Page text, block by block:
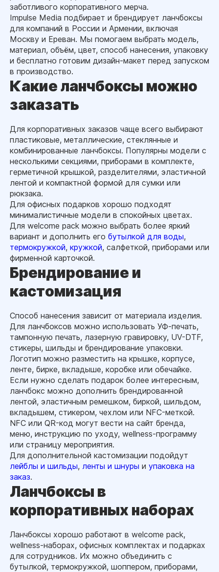
заботливого корпоративного мерча.
Impulse Media подбирает и брендирует ланчбоксы
для компаний в России и Армении, включая
Москву и Ереван. Мы помогаем выбрать модель,
материал, объём, цвет, способ нанесения, упаковку
и бесплатно готовим дизайн-макет перед запуском
в производство.
Какие ланчбоксы можно
заказать
Для корпоративных заказов чаще всего выбирают
пластиковые, металлические, стеклянные и
комбинированные ланчбоксы. Популярны модели с
несколькими секциями, приборами в комплекте,
герметичной крышкой, разделителями, эластичной
лентой и компактной формой для сумки или
рюкзака.
Для офисных подарков хорошо подходят
минималистичные модели в спокойных цветах.
Для welcome pack можно выбрать более яркий
вариант и дополнить его бутылкой для воды,
термокружкой, кружкой, салфеткой, приборами или
фирменной карточкой.
Брендирование и
кастомизация
Способ нанесения зависит от материала изделия.
Для ланчбоксов можно использовать УФ-печать,
тампонную печать, лазерную гравировку, UV-DTF,
стикеры, шильды и брендирование упаковки.
Логотип можно разместить на крышке, корпусе,
ленте, бирке, вкладыше, коробке или обечайке.
Если нужно сделать подарок более интересным,
ланчбокс можно дополнить брендированной
лентой, эластичным ремешком, биркой, шильдом,
вкладышем, стикером, чехлом или NFC-меткой.
NFC или QR-код могут вести на сайт бренда,
меню, инструкцию по уходу, wellness-программу
или страницу мероприятия.
Для дополнительной кастомизации подойдут
лейблы и шильды, ленты и шнуры и упаковка на
заказ.
Ланчбоксы в
корпоративных наборах
Ланчбоксы хорошо работают в welcome pack,
wellness-наборах, офисных комплектах и подарках
для сотрудников. Их можно объединить с
бутылкой, термокружкой, шоппером, приборами,